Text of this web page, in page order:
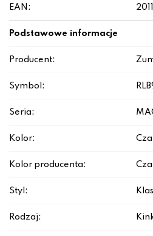
EAN:
Podstawowe informacje
Producent:
Symbol:
Seria:
Kolor:
Kolor producenta:
Styl:
Rodzaj: